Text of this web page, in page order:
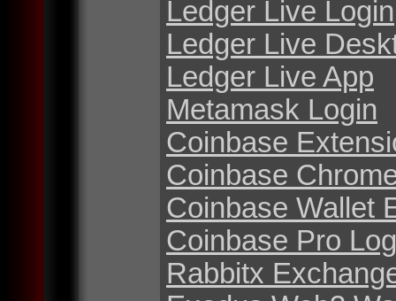
Ledger Live Login
Ledger Live
Ledger Live App
Metamask Login
Coinbase
Coinbase
Coinbase Wallet
Coinbase Pro
Rabbitx